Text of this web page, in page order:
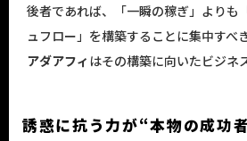
後者であれば、「一瞬の稼ぎ」よりも
ュフロー」を構築することに集中すべき
アダアフィ はその構築に向いたビジネ
誘惑に抗う力が“本物の成功